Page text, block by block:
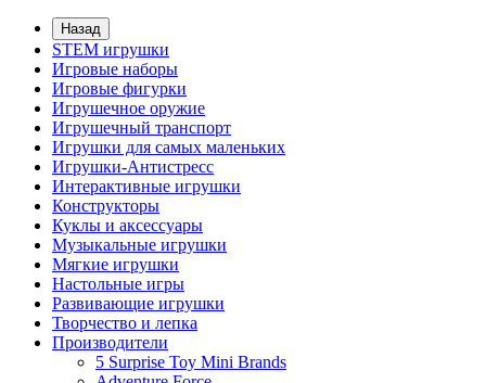
Назад
STEM игрушки
Игровые наборы
Игровые фигурки
Игрушечное оружие
Игрушечный транспорт
Игрушки для самых маленьких
Игрушки-Антистресс
Интерактивные игрушки
Конструкторы
Куклы и аксессуары
Музыкальные игрушки
Мягкие игрушки
Настольные игры
Развивающие игрушки
Творчество и лепка
Производители
5 Surprise Toy Mini Brands